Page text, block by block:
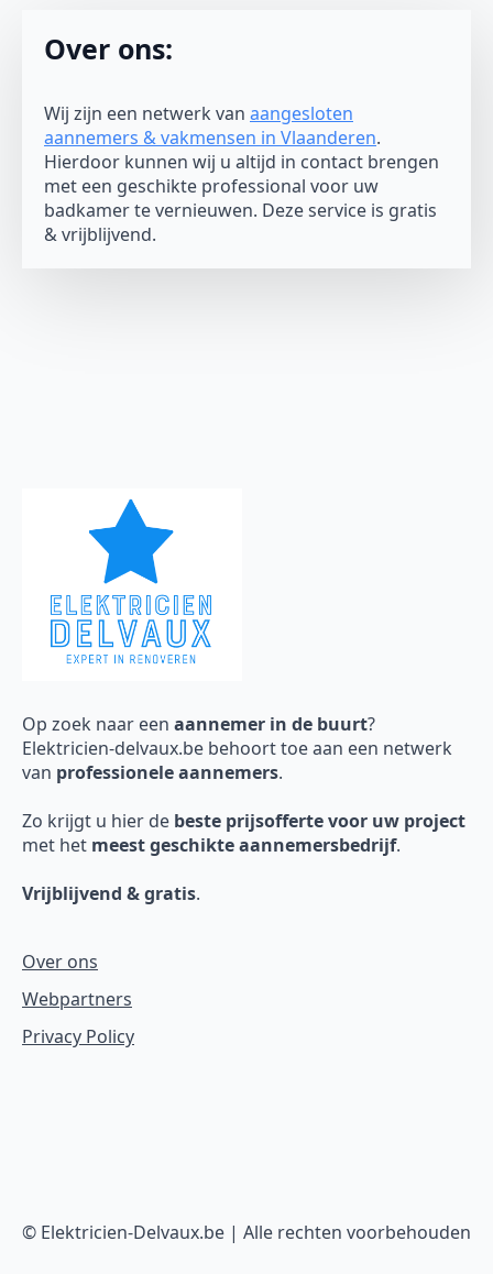
Over ons:
Wij zijn een netwerk van aangesloten
aannemers & vakmensen in Vlaanderen.
Hierdoor kunnen wij u altijd in contact brengen
met een geschikte professional voor uw
badkamer te vernieuwen. Deze service is gratis
& vrijblijvend.
Op zoek naar een aannemer in de buurt?
Elektricien-delvaux.be behoort toe aan een netwerk
van professionele aannemers.
Zo krijgt u hier de beste prijsofferte voor uw project
met het meest geschikte aannemersbedrijf.
Vrijblijvend & gratis.
Over ons
Webpartners
Privacy Policy
© Elektricien-Delvaux.be | Alle rechten voorbehouden